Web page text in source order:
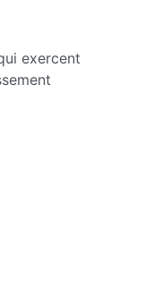
exercent